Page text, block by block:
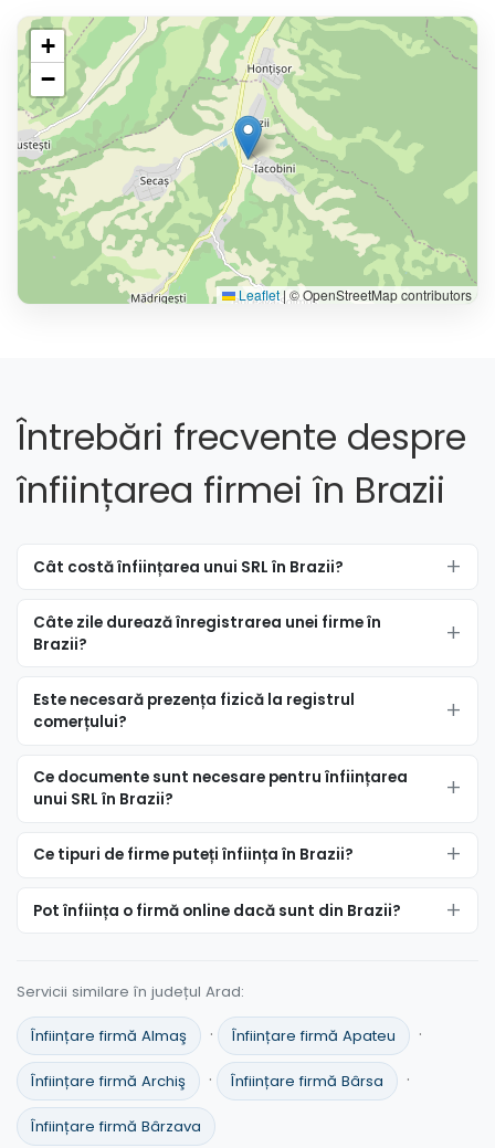
+
−
Leaflet | © OpenStreetMap contributors
Întrebări frecvente despre
înființarea firmei în Brazii
Cât costă înființarea unui SRL în Brazii?
Câte zile durează înregistrarea unei firme în
Brazii?
Este necesară prezența fizică la registrul
comerțului?
Ce documente sunt necesare pentru înființarea
unui SRL în Brazii?
Ce tipuri de firme puteți înființa în Brazii?
Pot înființa o firmă online dacă sunt din Brazii?
Servicii similare în județul Arad:
Înființare firmă Almaş · Înființare firmă Apateu ·
Înființare firmă Archiş · Înființare firmă Bârsa ·
Înființare firmă Bârzava